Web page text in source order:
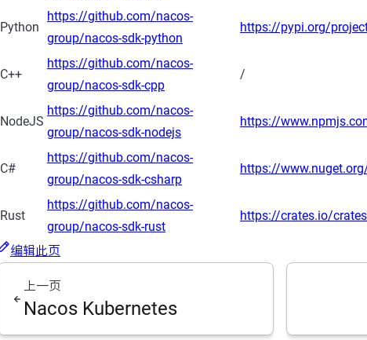
Python
https://github.com/nacos-
group/nacos-sdk-python
https://pypi.org/
C++
https://github.com/nacos-
group/nacos-sdk-cpp
/
NodeJS
https://github.com/nacos-
group/nacos-sdk-nodejs
https://
C#
https://github.com/nacos-
group/nacos-sdk-csharp
https://
Rust
https://github.com/nacos-
group/nacos-sdk-rust
https://crates.io/
编辑此页
上一页
Nacos Kubernetes